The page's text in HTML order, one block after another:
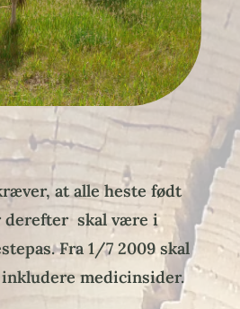
at alle heste født
derefter skal være i
Fra 1/7 2009 skal
medicinsider.